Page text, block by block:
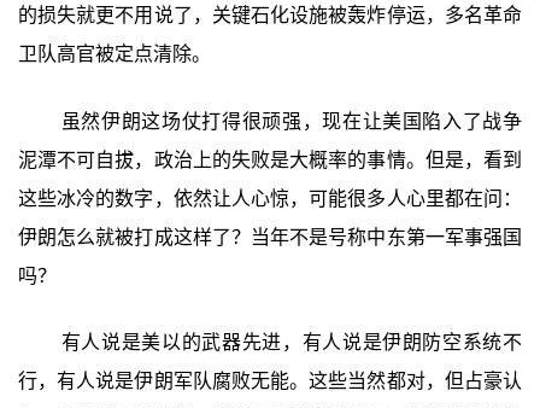
的损失就更不用说了，关键石化设施被轰炸停运，多名革命
卫队高官被定点清除。
虽然伊朗这场仗打得很顽强，现在让美国陷入了战争
泥潭不可自拔，政治上的失败是大概率的事情。但是，看到
这些冰冷的数字，依然让人心惊，可能很多人心里都在问：
伊朗怎么就被打成这样了？当年不是号称中东第一军事强国
吗？
有人说是美以的武器先进，有人说是伊朗防空系统不
行，有人说是伊朗军队腐败无能。这些当然都对，但占豪认